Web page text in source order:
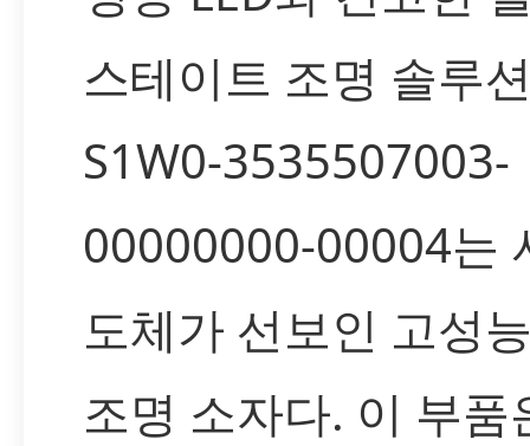
스테이트 조명 솔루
S1W0-3535507003-
00000000-00004는
도체가 선보인 고성
조명 소자다. 이 부품